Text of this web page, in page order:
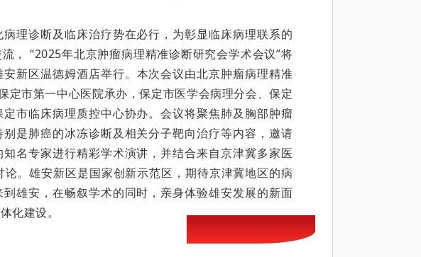
理诊断及临床治疗势在必行，为彰显临床病理联系的
， “2025年北京肿瘤病理精准诊断研究会学术会议”将
新区温德姆酒店举行。本次会议由北京肿瘤病理精准
定市第一中心医院承办，保定市医学会病理分会、保定
市临床病理质控中心协办。会议将聚焦肺及胸部肿瘤
是肺癌的冰冻诊断及相关分子靶向治疗等内容，邀请
名专家进行精彩学术演讲，并结合来自京津冀多家医
。雄安新区是国家创新示范区，期待京津冀地区的病
雄安，在畅叙学术的同时，亲身体验雄安发展的新面
化建设。